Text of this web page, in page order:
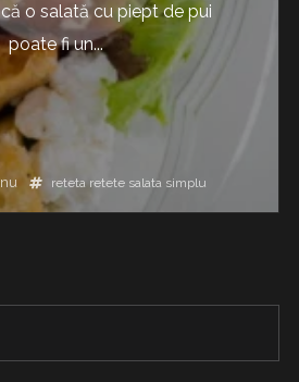
o salată cu piept de pui
poate fi un...
reteta retete salata simplu